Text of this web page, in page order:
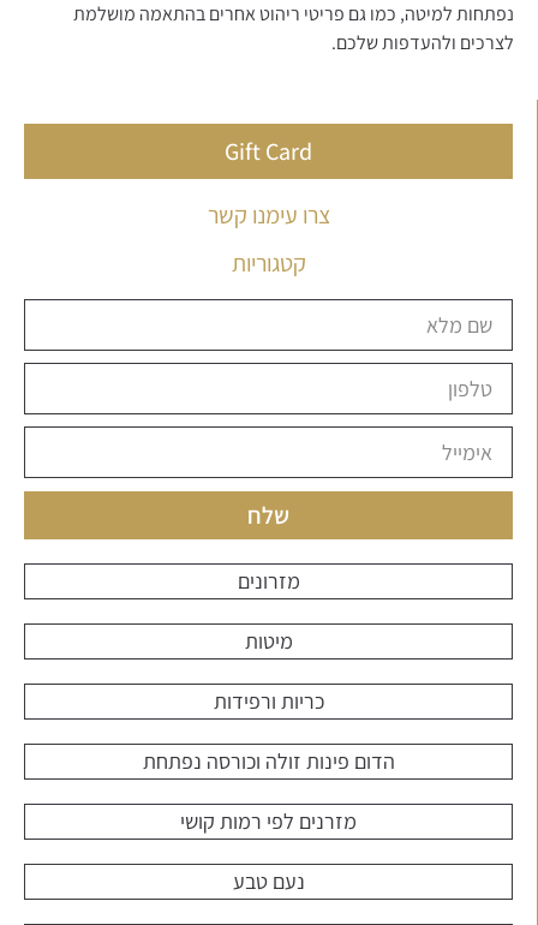
נפתחות למיטה, כמו גם פריטי ריהוט אחרים בהתאמה מושלמת
לצרכים ולהעדפות שלכם.
Gift Card
צרו עימנו קשר
קטגוריות
שלח
מזרונים
מיטות
כריות ורפידות
הדום פינות זולה וכורסה נפתחת
מזרנים לפי רמות קושי
נעם טבע